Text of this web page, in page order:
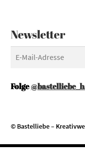
Newsletter
Folge
© Bastelliebe –